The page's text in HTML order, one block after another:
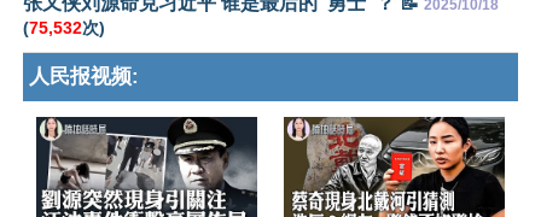
2025/10/18
(75,532次)
人民报视频: